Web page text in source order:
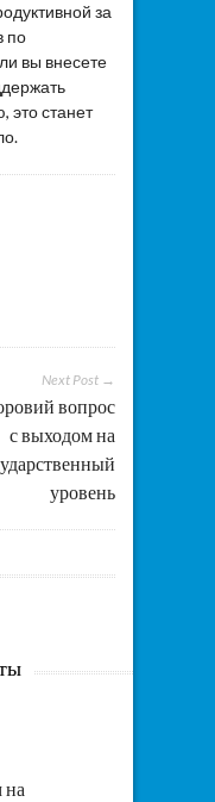
за
по
вы внесете
это станет
Next Post →
вопрос
с выходом на
уровень
на